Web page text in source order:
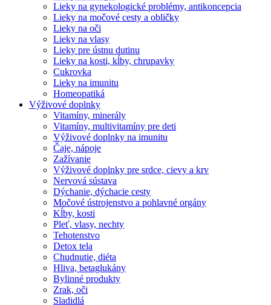
Lieky na gynekologické problémy, antikoncepcia
Lieky na močové cesty a obličky
Lieky na oči
Lieky na vlasy
Lieky pre ústnu dutinu
Lieky na kosti, kĺby, chrupavky
Cukrovka
Lieky na imunitu
Homeopatiká
Výživové doplnky
Vitamíny, minerály
Vitamíny, multivitamíny pre deti
Výživové doplnky na imunitu
Čaje, nápoje
Zažívanie
Výživové doplnky pre srdce, cievy a krv
Nervová sústava
Dýchanie, dýchacie cesty
Močové ústrojenstvo a pohlavné orgány
Kĺby, kosti
Pleť, vlasy, nechty
Tehotenstvo
Detox tela
Chudnutie, diéta
Hliva, betaglukány
Bylinné produkty
Zrak, oči
Sladidlá